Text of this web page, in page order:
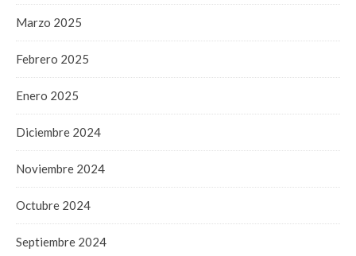
Marzo 2025
Febrero 2025
Enero 2025
Diciembre 2024
Noviembre 2024
Octubre 2024
Septiembre 2024